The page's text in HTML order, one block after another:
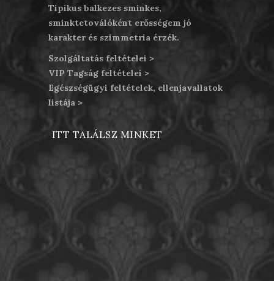
Tipikus balkezes sminkes,
sminktetoválóként erősségem jó
karakter és szimmetria érzék.
Szolgáltatás feltételei >
VIP Tagság feltételei >
Egészségügyi feltételek, ellenjavallatok
listája >
ITT TALÁLSZ MINKET